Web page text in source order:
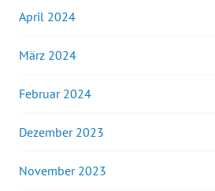
April 2024
März 2024
Februar 2024
Dezember 2023
November 2023